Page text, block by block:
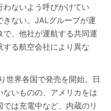
ないよう呼びかけてい
きない。JALグループが運
、他社が運航する共同運
る航空会社により異な
世界各国で発売を開始。日
いものの、アメリカをは
は充電中など、内蔵のリ